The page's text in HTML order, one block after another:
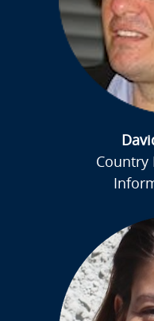
Country